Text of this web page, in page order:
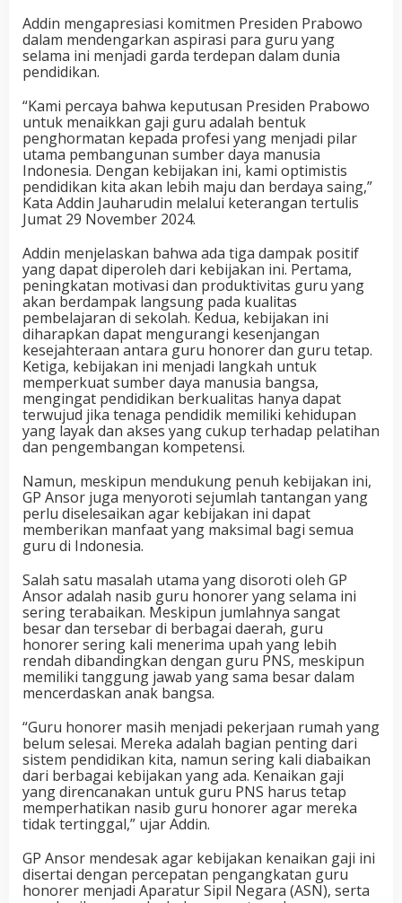
Addin mengapresiasi komitmen Presiden Prabowo
dalam mendengarkan aspirasi para guru yang
selama ini menjadi garda terdepan dalam dunia
pendidikan.
“Kami percaya bahwa keputusan Presiden Prabowo
untuk menaikkan gaji guru adalah bentuk
penghormatan kepada profesi yang menjadi pilar
utama pembangunan sumber daya manusia
Indonesia. Dengan kebijakan ini, kami optimistis
pendidikan kita akan lebih maju dan berdaya saing,”
Kata Addin Jauharudin melalui keterangan tertulis
Jumat 29 November 2024.
Addin menjelaskan bahwa ada tiga dampak positif
yang dapat diperoleh dari kebijakan ini. Pertama,
peningkatan motivasi dan produktivitas guru yang
akan berdampak langsung pada kualitas
pembelajaran di sekolah. Kedua, kebijakan ini
diharapkan dapat mengurangi kesenjangan
kesejahteraan antara guru honorer dan guru tetap.
Ketiga, kebijakan ini menjadi langkah untuk
memperkuat sumber daya manusia bangsa,
mengingat pendidikan berkualitas hanya dapat
terwujud jika tenaga pendidik memiliki kehidupan
yang layak dan akses yang cukup terhadap pelatihan
dan pengembangan kompetensi.
Namun, meskipun mendukung penuh kebijakan ini,
GP Ansor juga menyoroti sejumlah tantangan yang
perlu diselesaikan agar kebijakan ini dapat
memberikan manfaat yang maksimal bagi semua
guru di Indonesia.
Salah satu masalah utama yang disoroti oleh GP
Ansor adalah nasib guru honorer yang selama ini
sering terabaikan. Meskipun jumlahnya sangat
besar dan tersebar di berbagai daerah, guru
honorer sering kali menerima upah yang lebih
rendah dibandingkan dengan guru PNS, meskipun
memiliki tanggung jawab yang sama besar dalam
mencerdaskan anak bangsa.
“Guru honorer masih menjadi pekerjaan rumah yang
belum selesai. Mereka adalah bagian penting dari
sistem pendidikan kita, namun sering kali diabaikan
dari berbagai kebijakan yang ada. Kenaikan gaji
yang direncanakan untuk guru PNS harus tetap
memperhatikan nasib guru honorer agar mereka
tidak tertinggal,” ujar Addin.
GP Ansor mendesak agar kebijakan kenaikan gaji ini
disertai dengan percepatan pengangkatan guru
honorer menjadi Aparatur Sipil Negara (ASN), serta